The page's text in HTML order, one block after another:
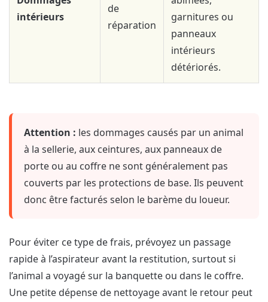
intérieurs
de
réparation
garnitures ou
panneaux
intérieurs
détériorés.
Attention : les dommages causés par un animal
à la sellerie, aux ceintures, aux panneaux de
porte ou au coffre ne sont généralement pas
couverts par les protections de base. Ils peuvent
donc être facturés selon le barème du loueur.
Pour éviter ce type de frais, prévoyez un passage
rapide à l’aspirateur avant la restitution, surtout si
l’animal a voyagé sur la banquette ou dans le coffre.
Une petite dépense de nettoyage avant le retour peut